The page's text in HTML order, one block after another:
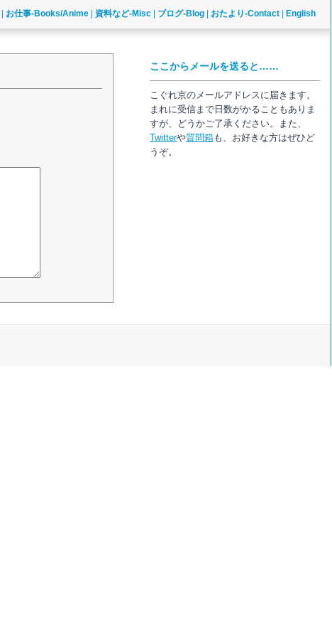
お仕事-Books/Anime 資料など-Misc ブログ-Blog おたより-Contact English
ここからメールを送ると……
こぐれ京のメールアドレスに届きます。
まれに受信まで日数がかることもありま
すが、どうかご了承ください。また、
Twitterや質問箱も、お好きな方はぜひど
うぞ。